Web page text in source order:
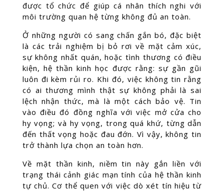
được tổ chức để giúp cá nhân thích nghi với
môi trường quan hệ từng không đủ an toàn.
Ở những người có sang chấn gắn bó, đặc biệt
là các trải nghiệm bị bỏ rơi về mặt cảm xúc,
sự không nhất quán, hoặc tình thương có điều
kiện, hệ thần kinh học được rằng: sự gần gũi
luôn đi kèm rủi ro. Khi đó, việc không tin rằng
có ai thương mình thật sự không phải là sai
lệch nhận thức, mà là một cách bảo vệ. Tin
vào điều đó đồng nghĩa với việc mở cửa cho
hy vọng; và hy vọng, trong quá khứ, từng dẫn
đến thất vọng hoặc đau đớn. Vì vậy, không tin
trở thành lựa chọn an toàn hơn.
Về mặt thần kinh, niềm tin này gắn liền với
trạng thái cảnh giác mạn tính của hệ thần kinh
tự chủ. Cơ thể quen với việc dò xét tín hiệu từ